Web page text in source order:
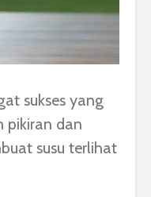
sukses yang
pikiran dan
susu terlihat